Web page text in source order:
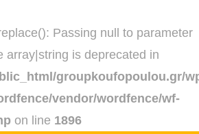
Passing null to parameter
array|string is deprecated in
groupkoufopoulou.gr/
vendor/wordfence/wf-
on line 1896